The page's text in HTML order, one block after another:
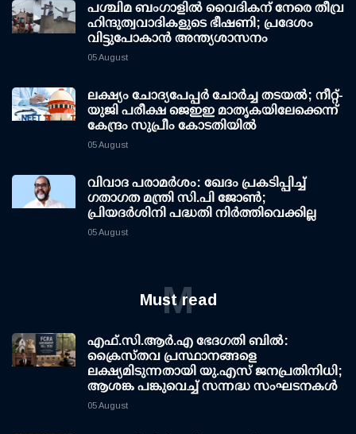
പശ്ചിമ ബംഗാളിൽ വൈദികന് നേരെ തീവ്ര
ഹിന്ദുത്വവാദികളുടെ ഭീഷണി; പ്രദേശം
വിട്ടുപോകാൻ അന്ത്യശാസനം
05 August
ലക്ഷ്യം ചോദ്യപേപ്പര്‍ ചോര്‍ച്ച തടയല്‍; നീറ്റ്-
യുജി പരീക്ഷ ജെഇഇ മാതൃകയിലേക്കെന്ന്
കേന്ദ്രം സുപ്രീം കോടതിയില്‍
05 August
വിവാദ പരാമര്‍ശം: ഖേദം പ്രകടിപ്പിച്ച്
ഗതാഗത മന്ത്രി സി.പി ജോണ്‍;
പ്രിയദര്‍ശിനി പദ്ധതി നിര്‍ത്തിവെക്കില്ല
05 August
Must read
M
എഫ്.സി.ആര്‍.എ ഭേദഗതി ബില്‍:
ക്രൈസ്തവ പ്രസ്ഥാനങ്ങളെ
ലക്ഷ്യമിടുന്നതായി യു.എസ് ജനപ്രതിനിധി;
ആശങ്ക പങ്കുവെച്ച് സന്നദ്ധ സംഘടനകള്‍
05 August